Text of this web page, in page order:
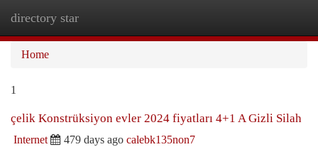
directory star
Home
1
çelik Konstrüksiyon evler 2024 fiyatları 4+1 A Gizli Silah
Internet 479 days ago calebk135non7